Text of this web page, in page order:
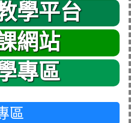
學平台
網站
專區
區